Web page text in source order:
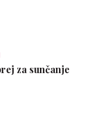
za sunčanje